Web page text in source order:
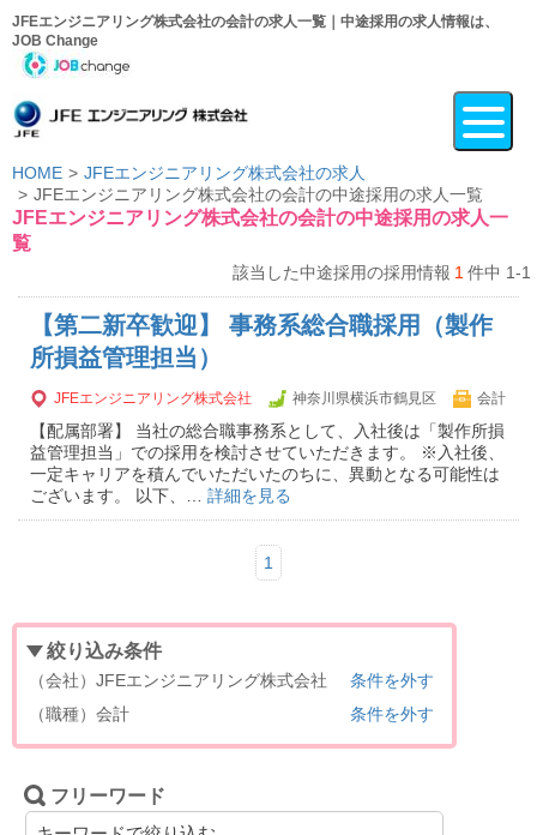
JFEエンジニアリング株式会社の会計の求人一覧｜中途採用の求人情報は、
JOB Change
HOME
JFEエンジニアリング株式会社の求人
JFEエンジニアリング株式会社の会計の中途採用の求人一覧
JFEエンジニアリング株式会社の会計の中途採用の求人一
覧
該当した中途採用の採用情報 1 件中 1-1
【第二新卒歓迎】 事務系総合職採用（製作
所損益管理担当）
JFEエンジニアリング株式会社 神奈川県横浜市鶴見区 会計
【配属部署】 当社の総合職事務系として、入社後は「製作所損
益管理担当」での採用を検討させていただきます。 ※入社後、
一定キャリアを積んでいただいたのちに、異動となる可能性は
ございます。 以下、… 詳細を見る
1
絞り込み条件
（会社）JFEエンジニアリング株式会社
条件を外す
（職種）会計
条件を外す
フリーワード